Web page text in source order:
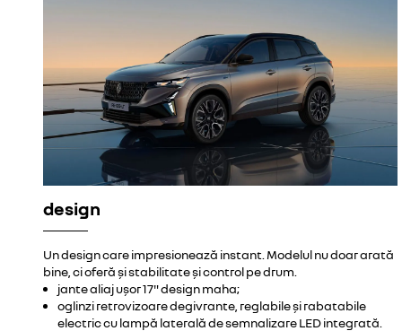
design
Un design care impresionează instant. Modelul nu doar arată
bine, ci oferă și stabilitate și control pe drum.
jante aliaj ușor 17" design maha;
oglinzi retrovizoare degivrante, reglabile și rabatabile
electric cu lampă laterală de semnalizare LED integrată.